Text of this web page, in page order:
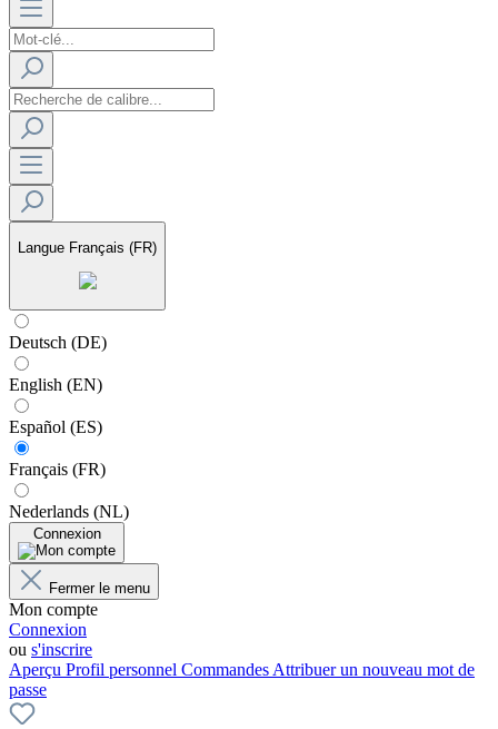
Langue Français (FR)
Deutsch (DE)
English (EN)
Español (ES)
Français (FR)
Nederlands (NL)
Connexion
Fermer le menu
Mon compte
Connexion
ou s'inscrire
Aperçu Profil personnel Commandes Attribuer un nouveau mot de
passe